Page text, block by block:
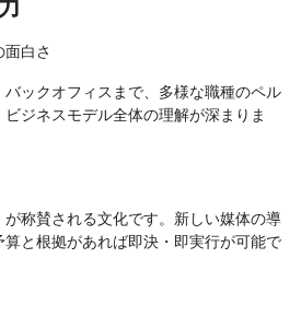
白さ
ックオフィスまで、多様な職種のペル
ジネスモデル全体の理解が深まりま
が称賛される文化です。新しい媒体の導
と根拠があれば即決・即実行が可能で